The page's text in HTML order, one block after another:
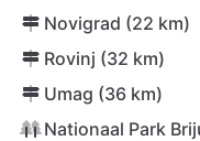
Novigrad (22 km)
Rovinj (32 km)
Umag (36 km)
Nationaal Park